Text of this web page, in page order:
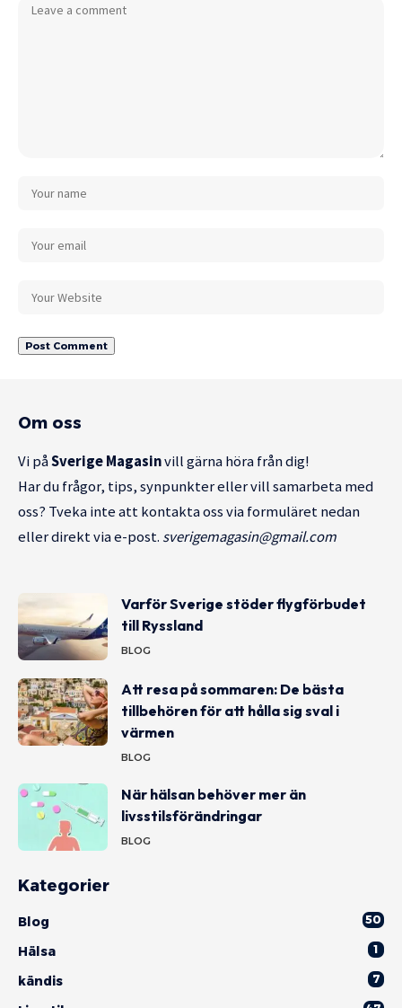
Om oss
Vi påSverige Magasinvill gärna höra från dig!
Har du frågor, tips, synpunkter eller vill samarbeta med
oss? Tveka inte att kontakta oss via formuläret nedan
eller direkt via e-post. sverigemagasin@gmail.com
Varför Sverige stöder flygförbudet
till Ryssland
BLOG
Att resa på sommaren: De bästa
tillbehören för att hålla sig sval i
värmen
BLOG
När hälsan behöver mer än
livsstilsförändringar
BLOG
Kategorier
Blog 50
Hälsa 1
kändis 7